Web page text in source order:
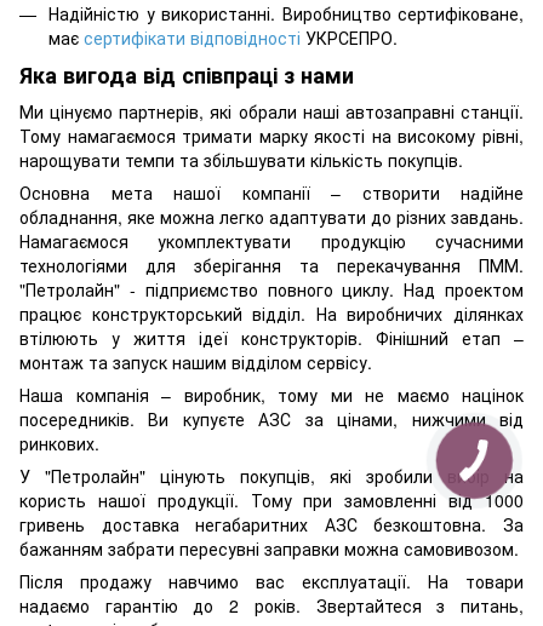
Надійністю у використанні. Виробництво сертифіковане,
має сертифікати відповідності УКРСЕПРО.
Яка вигода від співпраці з нами
Ми цінуємо партнерів, які обрали наші автозаправні станції.
Тому намагаємося тримати марку якості на високому рівні,
нарощувати темпи та збільшувати кількість покупців.
Основна мета нашої компанії – створити надійне
обладнання, яке можна легко адаптувати до різних завдань.
Намагаємося укомплектувати продукцію сучасними
технологіями для зберігання та перекачування ПММ.
"Петролайн" - підприємство повного циклу. Над проектом
працює конструкторський відділ. На виробничих ділянках
втілюють у життя ідеї конструкторів. Фінішний етап –
монтаж та запуск нашим відділом сервісу.
Наша компанія – виробник, тому ми не маємо націнок
посередників. Ви купуєте АЗС за цінами, нижчими від
ринкових.
У "Петролайн" цінують покупців, які зробили вибір на
користь нашої продукції. Тому при замовленні від 1000
гривень доставка негабаритних АЗС безкоштовна. За
бажанням забрати пересувні заправки можна самовивозом.
Після продажу навчимо вас експлуатації. На товари
надаємо гарантію до 2 років. Звертайтеся з питань,